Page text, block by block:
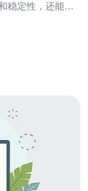
稳定性，还能够
论你是在玩多人